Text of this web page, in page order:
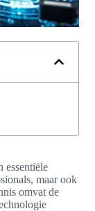
essentiële
maar ook
omvat de